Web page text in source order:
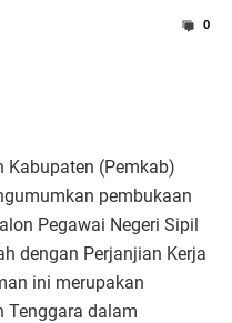
0
Kabupaten (Pemkab)
pembukaan
Pegawai Negeri Sipil
dengan Perjanjian Kerja
ini merupakan
Tenggara dalam